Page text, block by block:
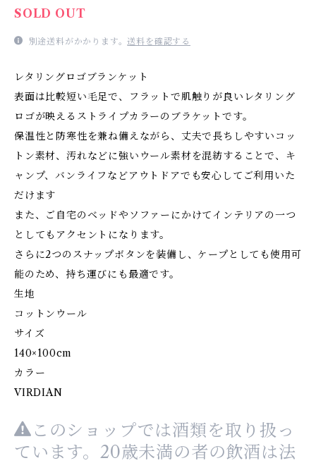
SOLD OUT
別途送料がかかります。送料を確認する
レタリングロゴブランケット
表面は比較短い毛足で、フラットで肌触りが良いレタリング
ロゴが映えるストライプカラーのブラケットです。
保温性と防寒性を兼ね備えながら、丈夫で長ちしやすいコッ
トン素材、汚れなどに強いウール素材を混紡することで、キ
ャンプ、バンライフなどアウトドアでも安心してご利用いた
だけます
また、ご自宅のベッドやソファーにかけてインテリアの一つ
としてもアクセントになります。
さらに2つのスナップボタンを装備し、ケープとしても使用可
能のため、持ち運びにも最適です。
生地
コットンウール
サイズ
140×100cm
カラー
VIRDIAN
このショップでは酒類を取り扱っ
ています。20歳未満の者の飲酒は法